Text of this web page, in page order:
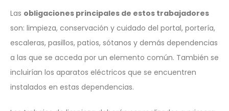
Las obligaciones principales de estos trabajadores
son: limpieza, conservación y cuidado del portal, portería,
escaleras, pasillos, patios, sótanos y demás dependencias
a las que se acceda por un elemento común. También se
incluirían los aparatos eléctricos que se encuentren
instalados en estas dependencias.